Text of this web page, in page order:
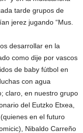
tarde grupos de
jerez jugando “Mus.
desarrollar en la
como dije por vascos
de baby fútbol en
con agua
claro, en nuestro grupo
del Eutzko Etxea,
en el futuro
Nibaldo Carreño